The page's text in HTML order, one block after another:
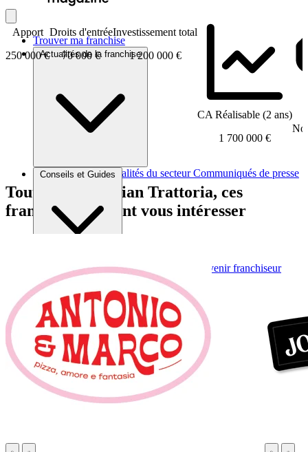
Trouver ma franchise
Actualités de la franchise
Brèves et actus Actualités du secteur Communiqués de presse
Conseils et Guides
Conseils généraux Devenir franchisé Devenir franchiseur
Apport
250 000 €
Droits d'entrée
70 000 €
Investissement total
1 200 000 €
CA Réalisable (2 ans)
1 700 000 €
Tout comme Italian Trattoria, ces
franchises peuvent vous intéresser